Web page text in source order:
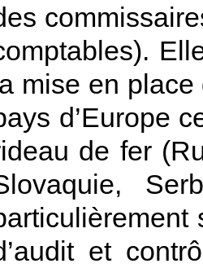
mise en
d’Europe
de fer
et